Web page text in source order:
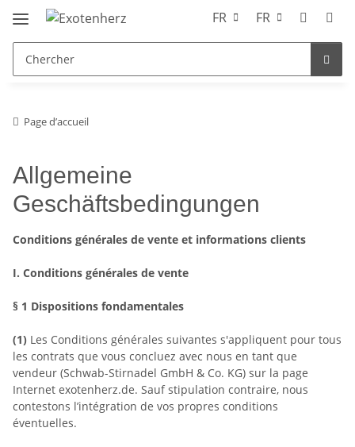
FR FR
Page d’accueil
Allgemeine
Geschäftsbedingungen
Conditions générales de vente et informations clients
I. Conditions générales de vente
§ 1 Dispositions fondamentales
(1) Les Conditions générales suivantes s'appliquent pour tous
les contrats que vous concluez avec nous en tant que
vendeur (Schwab-Stirnadel GmbH & Co. KG) sur la page
Internet exotenherz.de. Sauf stipulation contraire, nous
contestons l’intégration de vos propres conditions
éventuelles.